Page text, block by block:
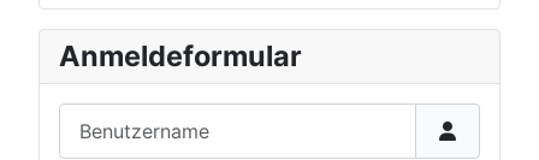
Anmeldeformular